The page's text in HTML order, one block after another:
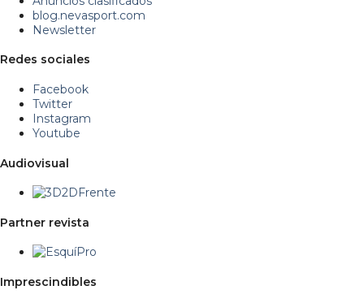
blog.nevasport.com
Newsletter
Redes sociales
Facebook
Twitter
Instagram
Youtube
Audiovisual
Partner revista
Imprescindibles